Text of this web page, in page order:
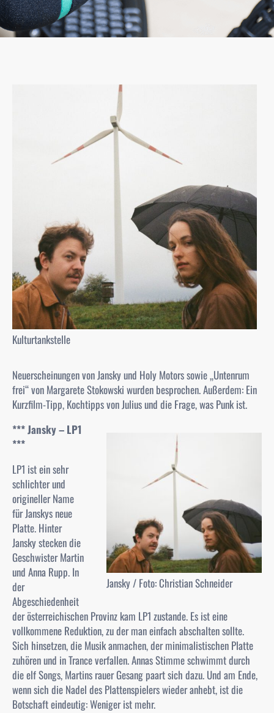
Kulturtankstelle
Neuerscheinungen von Jansky und Holy Motors sowie „Untenrum
frei“ von Margarete Stokowski wurden besprochen. Außerdem: Ein
Kurzfilm-Tipp, Kochtipps von Julius und die Frage, was Punk ist.
Jansky / Foto: Christian Schneider
*** Jansky – LP1
***
LP1 ist ein sehr
schlichter und
origineller Name
für Janskys neue
Platte. Hinter
Jansky stecken die
Geschwister Martin
und Anna Rupp. In
der
Abgeschiedenheit
der österreichischen Provinz kam LP1 zustande. Es ist eine
vollkommene Reduktion, zu der man einfach abschalten sollte.
Sich hinsetzen, die Musik anmachen, der minimalistischen Platte
zuhören und in Trance verfallen. Annas Stimme schwimmt durch
die elf Songs, Martins rauer Gesang paart sich dazu. Und am Ende,
wenn sich die Nadel des Plattenspielers wieder anhebt, ist die
Botschaft eindeutig: Weniger ist mehr.